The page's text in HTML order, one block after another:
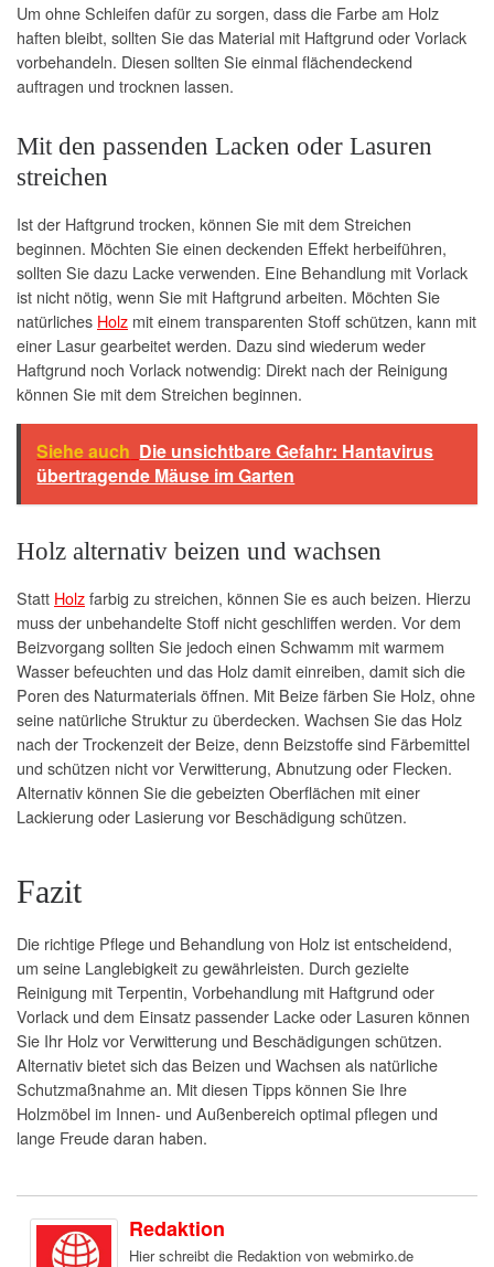
Um ohne Schleifen dafür zu sorgen, dass die Farbe am Holz
haften bleibt, sollten Sie das Material mit Haftgrund oder Vorlack
vorbehandeln. Diesen sollten Sie einmal flächendeckend
auftragen und trocknen lassen.
Mit den passenden Lacken oder Lasuren
streichen
Ist der Haftgrund trocken, können Sie mit dem Streichen
beginnen. Möchten Sie einen deckenden Effekt herbeiführen,
sollten Sie dazu Lacke verwenden. Eine Behandlung mit Vorlack
ist nicht nötig, wenn Sie mit Haftgrund arbeiten. Möchten Sie
natürliches Holz mit einem transparenten Stoff schützen, kann mit
einer Lasur gearbeitet werden. Dazu sind wiederum weder
Haftgrund noch Vorlack notwendig: Direkt nach der Reinigung
können Sie mit dem Streichen beginnen.
Siehe auch Die unsichtbare Gefahr: Hantavirus
übertragende Mäuse im Garten
Holz alternativ beizen und wachsen
Statt Holzfarbig zu streichen, können Sie es auch beizen. Hierzu
muss der unbehandelte Stoff nicht geschliffen werden. Vor dem
Beizvorgang sollten Sie jedoch einen Schwamm mit warmem
Wasser befeuchten und das Holz damit einreiben, damit sich die
Poren des Naturmaterials öffnen. Mit Beize färben Sie Holz, ohne
seine natürliche Struktur zu überdecken. Wachsen Sie das Holz
nach der Trockenzeit der Beize, denn Beizstoffe sind Färbemittel
und schützen nicht vor Verwitterung, Abnutzung oder Flecken.
Alternativ können Sie die gebeizten Oberflächen mit einer
Lackierung oder Lasierung vor Beschädigung schützen.
Fazit
Die richtige Pflege und Behandlung von Holz ist entscheidend,
um seine Langlebigkeit zu gewährleisten. Durch gezielte
Reinigung mit Terpentin, Vorbehandlung mit Haftgrund oder
Vorlack und dem Einsatz passender Lacke oder Lasuren können
Sie Ihr Holz vor Verwitterung und Beschädigungen schützen.
Alternativ bietet sich das Beizen und Wachsen als natürliche
Schutzmaßnahme an. Mit diesen Tipps können Sie Ihre
Holzmöbel im Innen- und Außenbereich optimal pflegen und
lange Freude daran haben.
Redaktion
Hier schreibt die Redaktion von webmirko.de